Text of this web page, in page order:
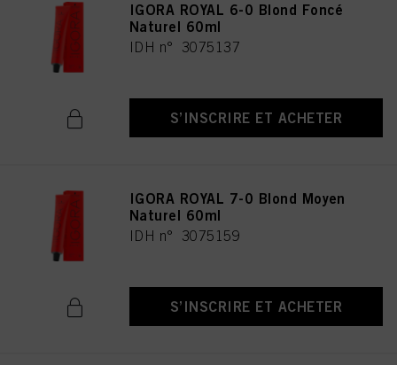
IGORA ROYAL 6-0 Blond Foncé
Naturel 60ml
IDH n° 3075137
S’INSCRIRE ET ACHETER
IGORA ROYAL 7-0 Blond Moyen
Naturel 60ml
IDH n° 3075159
S’INSCRIRE ET ACHETER